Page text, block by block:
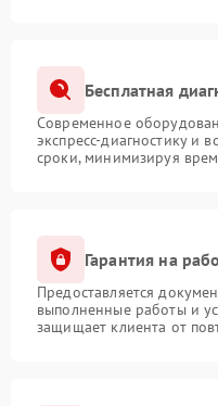
Бесплатная
Современное
экспресс-диагностику и
сроки, минимизируя
Гарантия на
Предоставляется
выполненные работы и
защищает клиента от